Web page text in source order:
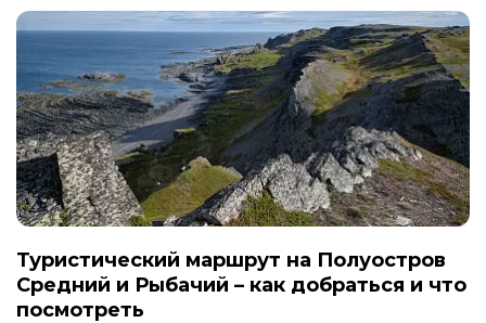
Туристический маршрут на Полуостров
Средний и Рыбачий – как добраться и что
посмотреть